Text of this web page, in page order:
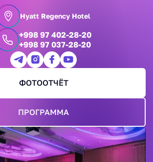
Hyatt Regency Hotel
+998 97 402-28-20
+998 97 037-28-20
ФОТООТЧЁТ
ПРОГРАММА